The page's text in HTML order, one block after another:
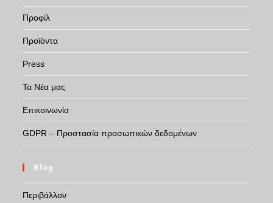
Προφίλ
Προϊόντα
Press
Τα Νέα μας
Επικοινωνία
GDPR – Προστασία προσωπικών δεδομένων
Blog
Περιβάλλον